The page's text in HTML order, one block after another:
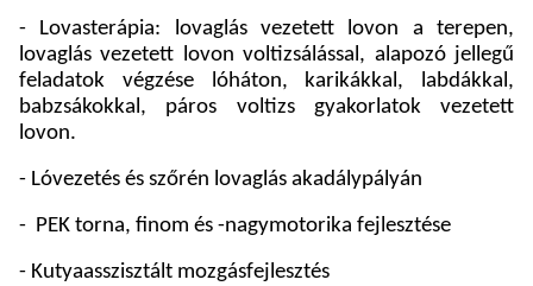
- Lovasterápia: lovaglás vezetett lovon a terepen,
lovaglás vezetett lovon voltizsálással, alapozó jellegű
feladatok végzése lóháton, karikákkal, labdákkal,
babzsákokkal, páros voltizs gyakorlatok vezetett
lovon.
- Lóvezetés és szőrén lovaglás akadálypályán
- PEK torna, finom és -nagymotorika fejlesztése
- Kutyaasszisztált mozgásfejlesztés